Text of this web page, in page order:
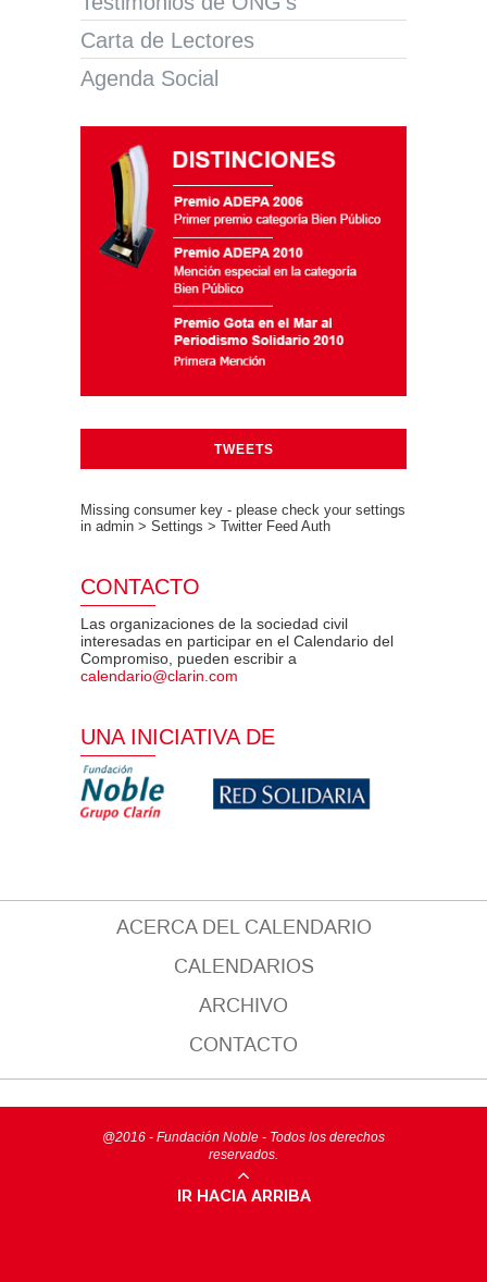
Carta de Lectores
Agenda Social
TWEETS
Missing consumer key - please check your settings
in admin > Settings > Twitter Feed Auth
CONTACTO
Las organizaciones de la sociedad civil
interesadas en participar en el Calendario del
Compromiso, pueden escribir a
calendario@clarin.com
UNA INICIATIVA DE
ACERCA DEL CALENDARIO
CALENDARIOS
ARCHIVO
CONTACTO
@2016 - Fundación Noble - Todos los derechos
reservados.
IR HACIA ARRIBA